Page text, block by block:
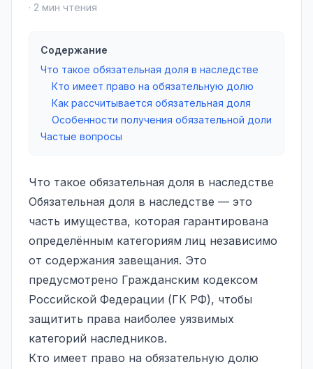
· 2 мин чтения
Содержание
Что такое обязательная доля в наследстве
Кто имеет право на обязательную долю
Как рассчитывается обязательная доля
Особенности получения обязательной доли
Частые вопросы
Что такое обязательная доля в наследстве
Обязательная доля в наследстве — это
часть имущества, которая гарантирована
определённым категориям лиц независимо
от содержания завещания. Это
предусмотрено Гражданским кодексом
Российской Федерации (ГК РФ), чтобы
защитить права наиболее уязвимых
категорий наследников.
Кто имеет право на обязательную долю